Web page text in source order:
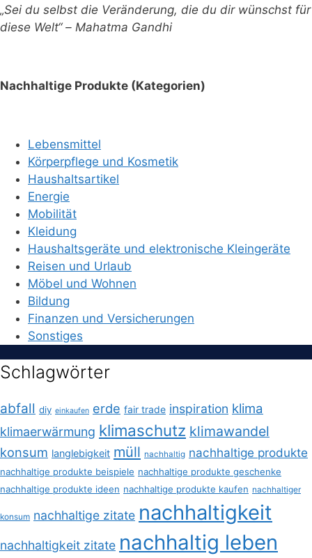
„Sei du selbst die Veränderung, die du dir wünschst für
diese Welt“ – Mahatma Gandhi
Nachhaltige Produkte (Kategorien)
Lebensmittel
Körperpflege und Kosmetik
Haushaltsartikel
Energie
Mobilität
Kleidung
Haushaltsgeräte und elektronische Kleingeräte
Reisen und Urlaub
Möbel und Wohnen
Bildung
Finanzen und Versicherungen
Sonstiges
Schlagwörter
abfall diy einkaufen erde fair trade inspiration klima
klimaerwärmung klimaschutz klimawandel
konsum langlebigkeit müll nachhaltig nachhaltige produkte
nachhaltige produkte beispiele nachhaltige produkte geschenke
nachhaltige produkte ideen nachhaltige produkte kaufen nachhaltiger
konsum nachhaltige zitate nachhaltigkeit
nachhaltigkeit zitate nachhaltig leben